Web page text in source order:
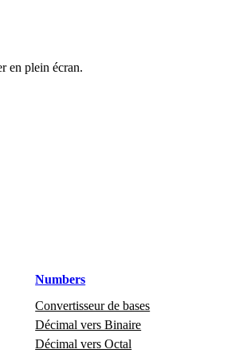
en plein écran.
Numbers
Convertisseur de bases
Décimal vers Binaire
Décimal vers Octal